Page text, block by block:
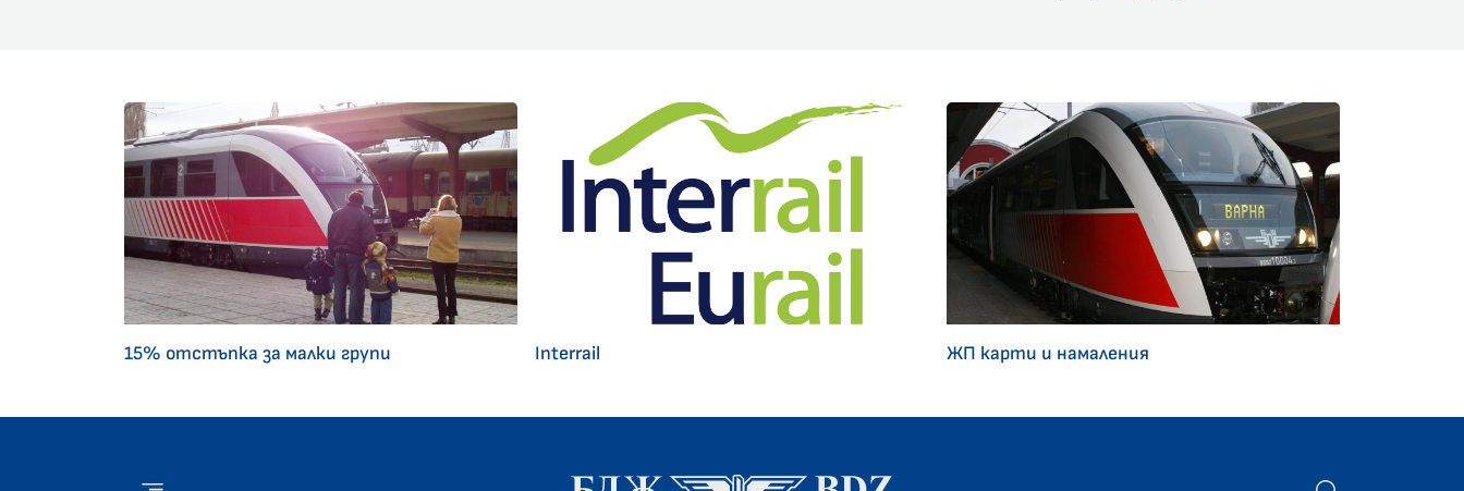
15% отстъпка за малки групи Interrail ЖП карти и намаления